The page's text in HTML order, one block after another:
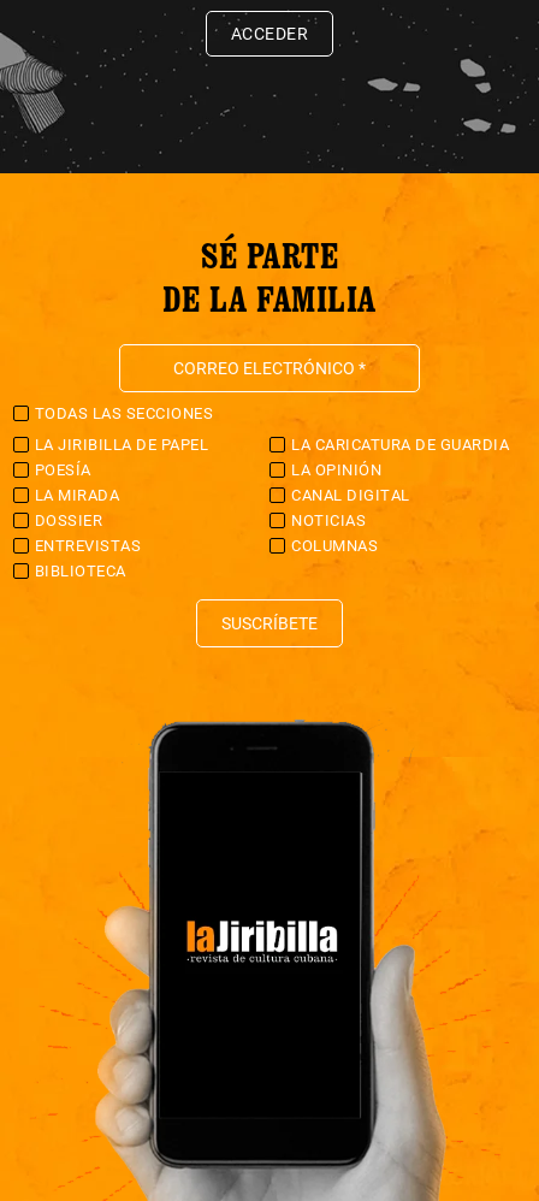
ACCEDER
SÉ PARTE
DE LA FAMILIA
TODAS LAS SECCIONES
LA JIRIBILLA DE PAPEL
LA CARICATURA DE GUARDIA
POESÍA
LA OPINIÓN
LA MIRADA
CANAL DIGITAL
DOSSIER
NOTICIAS
ENTREVISTAS
COLUMNAS
BIBLIOTECA
SUSCRÍBETE